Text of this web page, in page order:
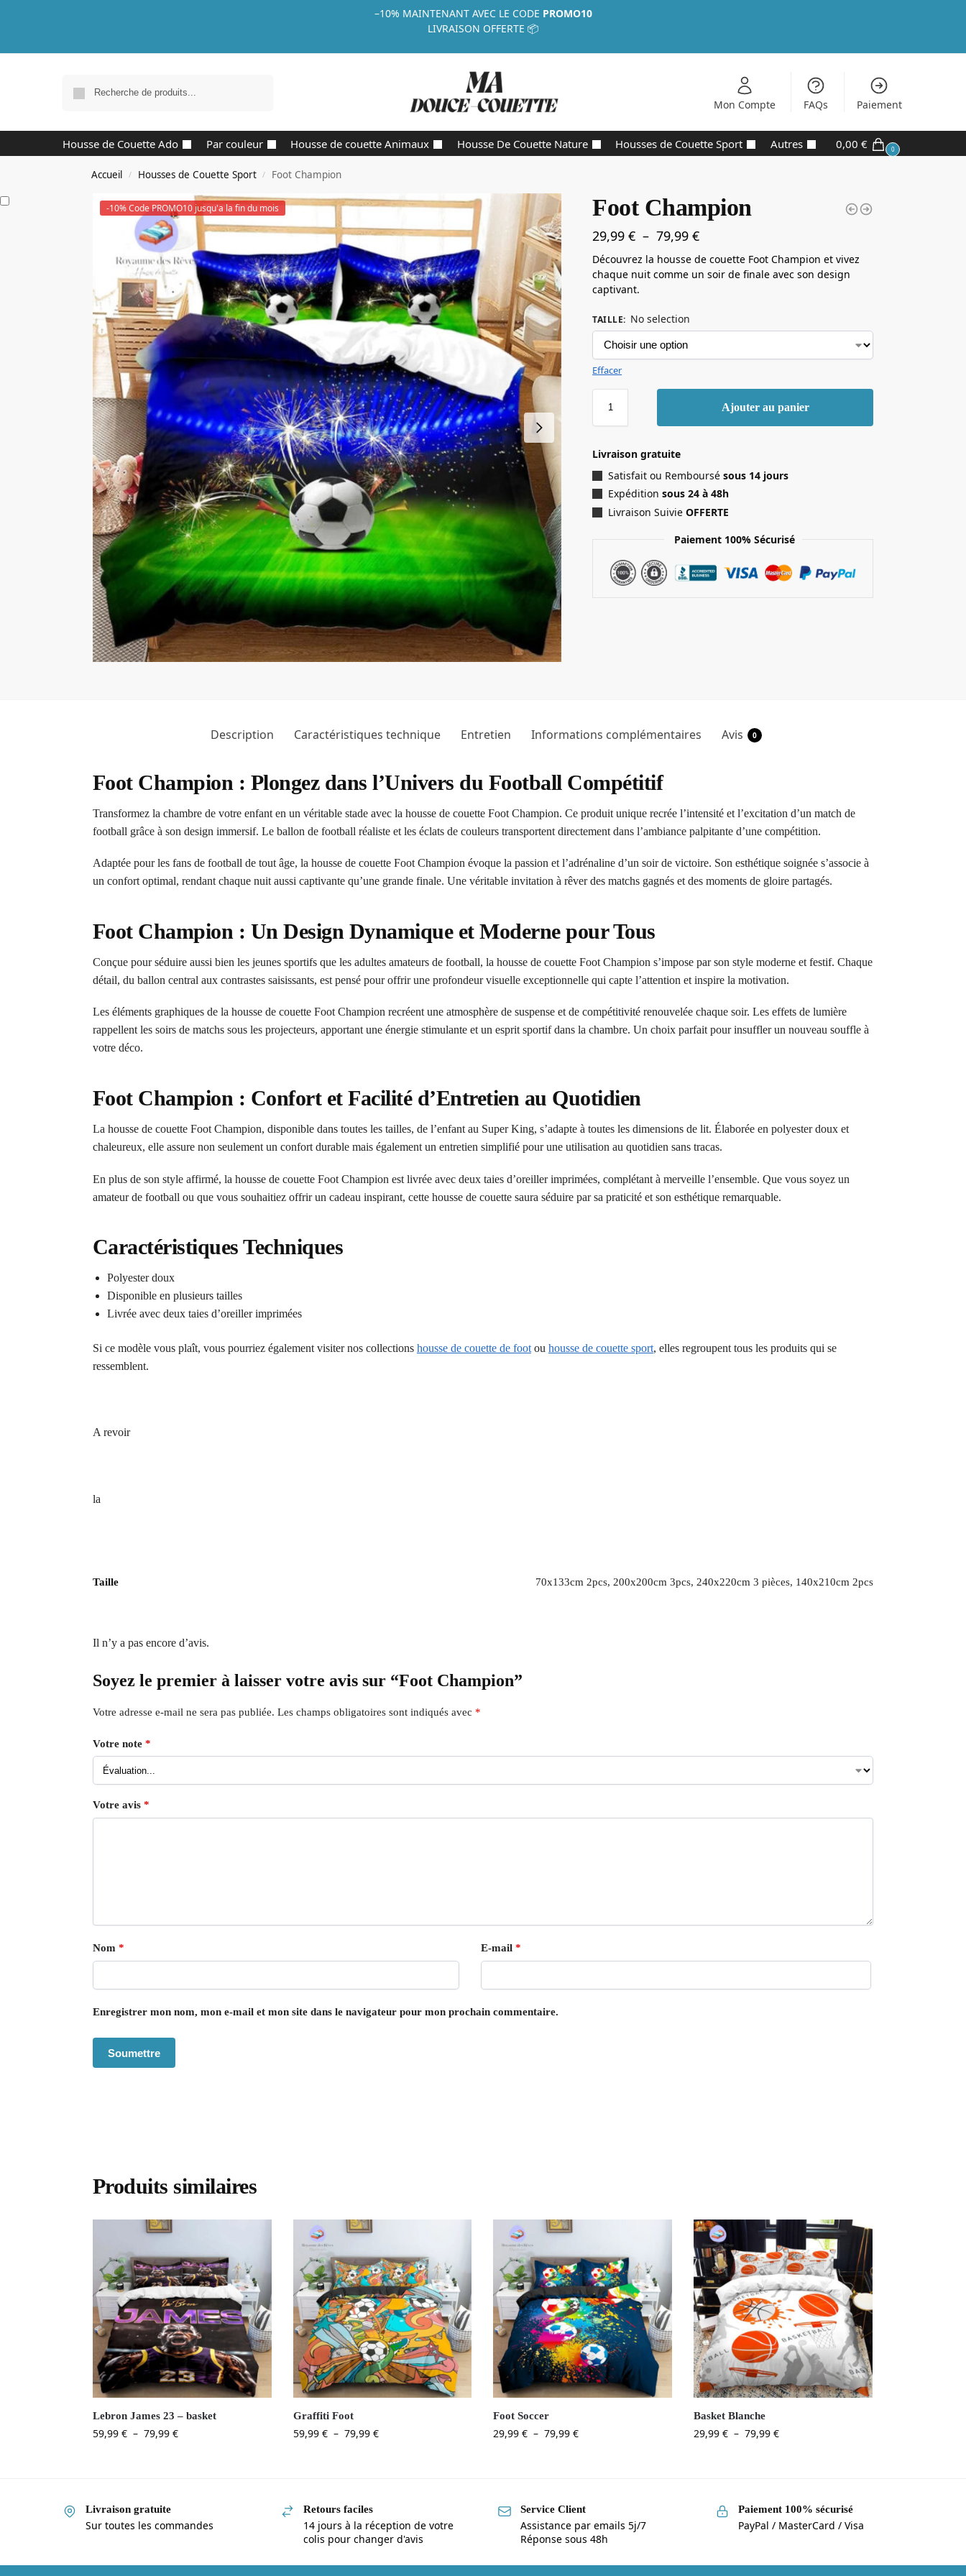
–10% MAINTENANT AVEC LE CODE PROMO10
LIVRAISON OFFERTE 📦
Mon Compte FAQs Paiement
Housse de Couette Ado Par couleur Housse de couette Animaux Housse De Couette Nature Housses de Couette Sport Autres 0,00 € 0
Accueil / Housses de Couette Sport / Foot Champion
-10% Code PROMO10 jusqu'a la fin du mois Foot Champion
29,99€ – 79,99€
Découvrez la housse de couette Foot Champion et vivez
chaque nuit comme un soir de finale avec son design
captivant.
TAILLE: No selection
Effacer
Ajouter au panier
Livraison gratuite
Satisfait ou Remboursésous 14 jours
Expédition sous 24 à 48h
Livraison SuivieOFFERTE
Paiement 100% Sécurisé
Description Caractéristiques technique Entretien Informations complémentaires Avis 0
Foot Champion : Plongez dans l’Univers du Football Compétitif
Transformez la chambre de votre enfant en un véritable stade avec la housse de couette Foot Champion. Ce produit unique recrée l’intensité et l’excitation d’un match de
football grâce à son design immersif. Le ballon de football réaliste et les éclats de couleurs transportent directement dans l’ambiance palpitante d’une compétition.
Adaptée pour les fans de football de tout âge, la housse de couette Foot Champion évoque la passion et l’adrénaline d’un soir de victoire. Son esthétique soignée s’associe à
un confort optimal, rendant chaque nuit aussi captivante qu’une grande finale. Une véritable invitation à rêver des matchs gagnés et des moments de gloire partagés.
Foot Champion : Un Design Dynamique et Moderne pour Tous
Conçue pour séduire aussi bien les jeunes sportifs que les adultes amateurs de football, la housse de couette Foot Champion s’impose par son style moderne et festif. Chaque
détail, du ballon central aux contrastes saisissants, est pensé pour offrir une profondeur visuelle exceptionnelle qui capte l’attention et inspire la motivation.
Les éléments graphiques de la housse de couette Foot Champion recréent une atmosphère de suspense et de compétitivité renouvelée chaque soir. Les effets de lumière
rappellent les soirs de matchs sous les projecteurs, apportant une énergie stimulante et un esprit sportif dans la chambre. Un choix parfait pour insuffler un nouveau souffle à
votre déco.
Foot Champion : Confort et Facilité d’Entretien au Quotidien
La housse de couette Foot Champion, disponible dans toutes les tailles, de l’enfant au Super King, s’adapte à toutes les dimensions de lit. Élaborée en polyester doux et
chaleureux, elle assure non seulement un confort durable mais également un entretien simplifié pour une utilisation au quotidien sans tracas.
En plus de son style affirmé, la housse de couette Foot Champion est livrée avec deux taies d’oreiller imprimées, complétant à merveille l’ensemble. Que vous soyez un
amateur de football ou que vous souhaitiez offrir un cadeau inspirant, cette housse de couette saura séduire par sa praticité et son esthétique remarquable.
Caractéristiques Techniques
Polyester doux
Disponible en plusieurs tailles
Livrée avec deux taies d’oreiller imprimées
Si ce modèle vous plaît, vous pourriez également visiter nos collections housse de couette de footou housse de couette sport, elles regroupent tous les produits qui se
ressemblent.
A revoir
la
Taille 70x133cm 2pcs, 200x200cm 3pcs, 240x220cm 3 pièces, 140x210cm 2pcs
Il n’y a pas encore d’avis.
Soyez le premier à laisser votre avis sur “Foot Champion”
Votre adresse e-mail ne sera pas publiée. Les champs obligatoires sont indiqués avec *
Votre note *
Votre avis *
Nom * E-mail *
Enregistrer mon nom, mon e-mail et mon site dans le navigateur pour mon prochain commentaire.
Produits similaires
Lebron James 23 – basket
59,99 € – 79,99 €
Graffiti Foot
59,99 € – 79,99 €
Foot Soccer
29,99€ – 79,99€
Basket Blanche
29,99€ – 79,99€
Livraison gratuite
Sur toutes les commandes
Retours faciles
14 jours à la réception de votre
colis pour changer d'avis
Service Client
Assistance par emails 5j/7
Réponse sous 48h
Paiement 100% sécurisé
PayPal / MasterCard / Visa